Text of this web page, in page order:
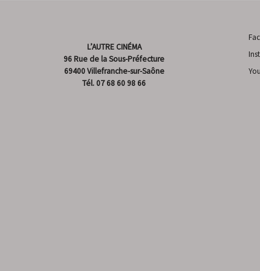
L’AUTRE CINÉMA
96 Rue de la Sous-Préfecture
69400 Villefranche-sur-Saône
Tél. 07 68 60 98 66